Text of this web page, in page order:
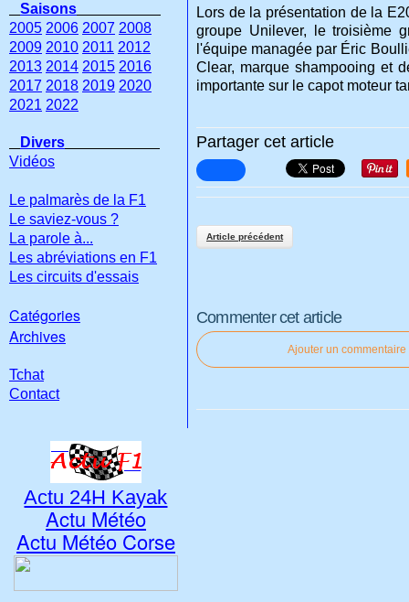
Lors de la présentation de la
groupe Unilever, le troisième
l'équipe managée par Éric
Clear, marque shampooing et
importante sur le capot moteur
Partager cet article
Article précédent
Commenter cet article
Ajouter un commentaire
Saisons
2005 2006 2007 2008
2009 2010 2011 2012
2013 2014 2015 2016
2017 2018 2019 2020
2021 2022
Divers
Vidéos
Le palmarès de la F1
Le saviez-vous ?
La parole à...
Les abréviations en F1
Les circuits d'essais
Catégories
Archives
Tchat
Contact
Actu 24H Kayak
Actu Météo
Actu Météo Corse